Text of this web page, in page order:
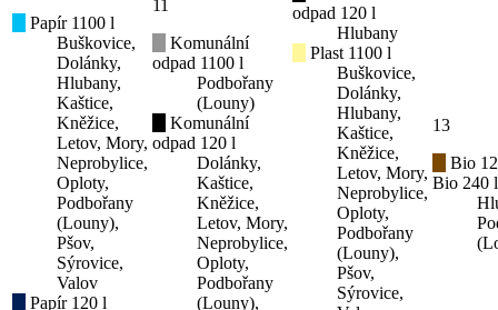
Papír 1100 l
Buškovice,
Dolánky,
Hlubany,
Kaštice,
Kněžice,
Letov, Mory,
Neprobylice,
Oploty,
Podbořany
(Louny),
Pšov,
Sýrovice,
Valov
Papír 120 l
11
Komunální
odpad 1100 l
Podbořany
(Louny)
Komunální
odpad 120 l
Dolánky,
Kaštice,
Kněžice,
Letov, Mory,
Neprobylice,
Oploty,
Podbořany
(Louny),
odpad 120 l
Hlubany
Plast 1100 l
Buškovice,
Dolánky,
Hlubany,
Kaštice,
Kněžice,
Letov, Mory,
Neprobylice,
Oploty,
Podbořany
(Louny),
Pšov,
Sýrovice,
13
Bio
Bio 240 l